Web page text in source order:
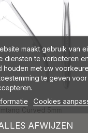
maakt gebruik van
diensten te verbeteren
houden met uw
te geven
Cookies
AFWIJZEN